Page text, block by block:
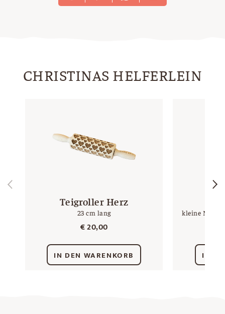
CHRISTINAS HELFERLEIN
Teigroller Herz
23 cm lang
€20,00
IN DEN WARENKORB
kleine
IN